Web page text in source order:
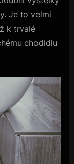
Je to velmi
k trvalé
chodidlu